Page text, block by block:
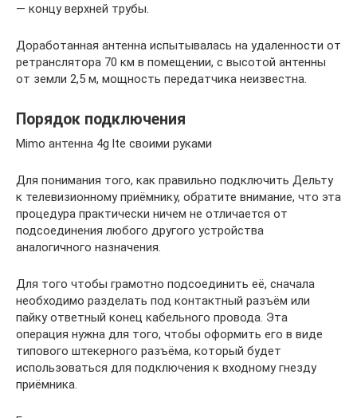
— концу верхней трубы.
Доработанная антенна испытывалась на удаленности от
ретранслятора 70 км в помещении, с высотой антенны
от земли 2,5 м, мощность передатчика неизвестна.
Порядок подключения
Mimo антенна 4g lte своими руками
Для понимания того, как правильно подключить Дельту
к телевизионному приёмнику, обратите внимание, что эта
процедура практически ничем не отличается от
подсоединения любого другого устройства
аналогичного назначения.
Для того чтобы грамотно подсоединить её, сначала
необходимо разделать под контактный разъём или
пайку ответный конец кабельного провода. Эта
операция нужна для того, чтобы оформить его в виде
типового штекерного разъёма, который будет
использоваться для подключения к входному гнезду
приёмника.